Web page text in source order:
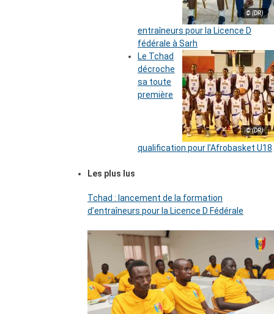
© (DR)
entraîneurs pour la Licence D
fédérale à Sarh
© (DR)
Le Tchad
décroche
sa toute
première
qualification pour l’Afrobasket U18
Les plus lus
Tchad : lancement de la formation
d’entraîneurs pour la Licence D Fédérale